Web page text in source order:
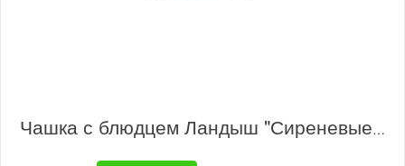
Чашка с блюдцем Ландыш "Сиреневые цветы"